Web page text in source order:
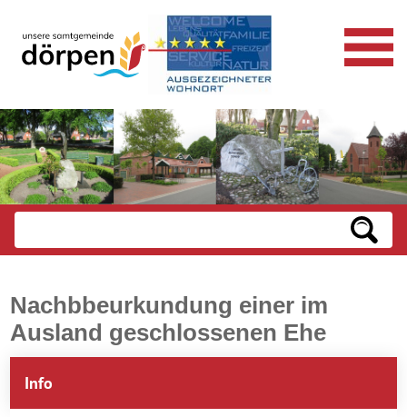
Nachbbeurkundung einer im
Ausland geschlossenen Ehe
Info